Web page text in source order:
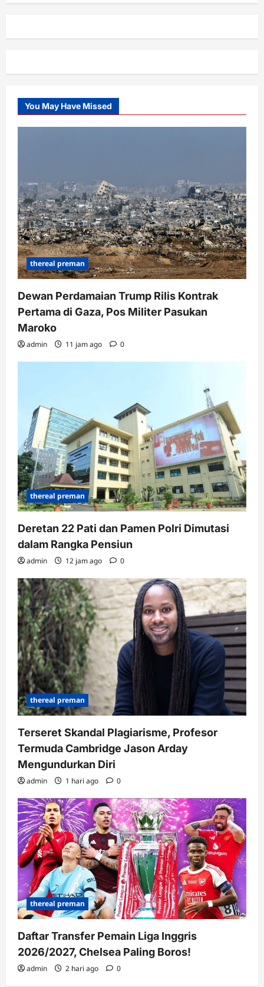
You May Have Missed
thereal preman
Dewan Perdamaian Trump Rilis Kontrak
Pertama di Gaza, Pos Militer Pasukan
Maroko
admin 11 jam ago 0
thereal preman
Deretan 22 Pati dan Pamen Polri Dimutasi
dalam Rangka Pensiun
admin 12 jam ago 0
thereal preman
Terseret Skandal Plagiarisme, Profesor
Termuda Cambridge Jason Arday
Mengundurkan Diri
admin 1 hari ago 0
thereal preman
Daftar Transfer Pemain Liga Inggris
2026/2027, Chelsea Paling Boros!
admin 2 hari ago 0